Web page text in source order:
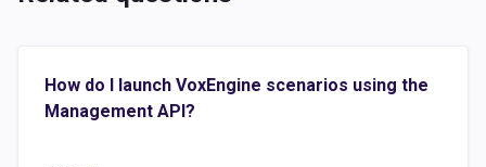
How do I launch VoxEngine scenarios using the
Management API?